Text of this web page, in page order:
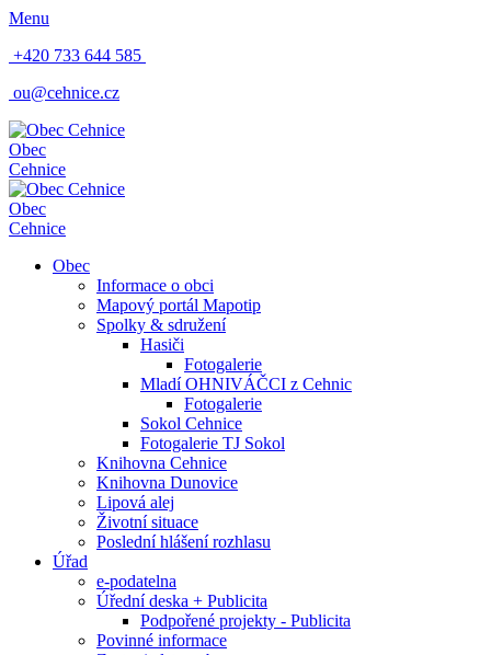
Menu
+420 733 644 585
ou@cehnice.cz
Obec
Cehnice
Obec
Cehnice
Obec
Informace o obci
Mapový portál Mapotip
Spolky & sdružení
Hasiči
Fotogalerie
Mladí OHNIVÁČCI z Cehnic
Fotogalerie
Sokol Cehnice
Fotogalerie TJ Sokol
Knihovna Cehnice
Knihovna Dunovice
Lipová alej
Životní situace
Poslední hlášení rozhlasu
Úřad
e-podatelna
Úřední deska + Publicita
Podpořené projekty - Publicita
Povinné informace